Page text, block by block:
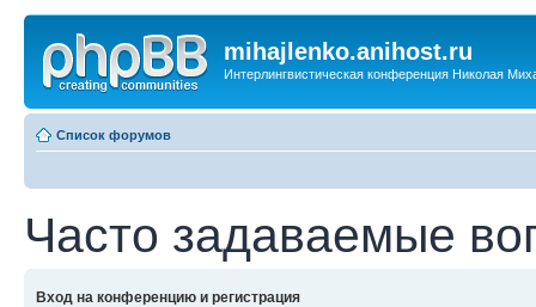
mihajlenko.anihost.ru
Интерлингвистическая конференция Николая
Список форумов
Часто задаваемые
Вход на конференцию и регистрация